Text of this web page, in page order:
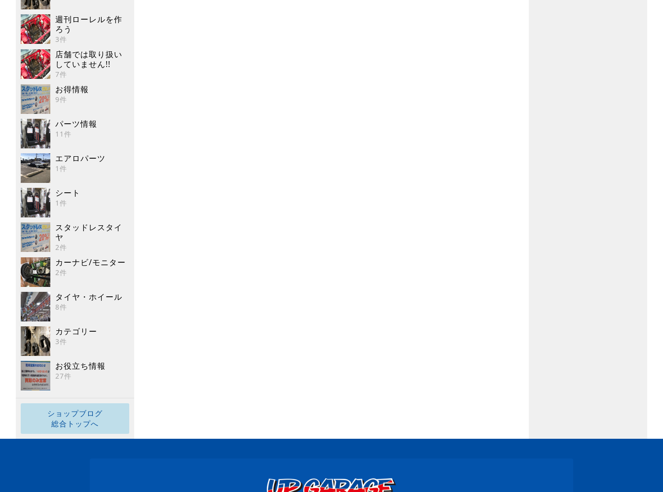
週刊ローレルを作
ろう
3件
店舗では取り扱い
していません!!
7件
お得情報
9件
パーツ情報
11件
エアロパーツ
1件
シート
1件
スタッドレスタイ
ヤ
2件
カーナビ/モニター
2件
タイヤ・ホイール
8件
カテゴリー
3件
お役立ち情報
27件
ショップブログ
総合トップへ